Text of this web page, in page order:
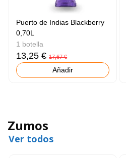
Puerto de Indias Blackberry
0,70L
1 botella
13,25 €17,67 €
Añadir
Zumos
Ver todos